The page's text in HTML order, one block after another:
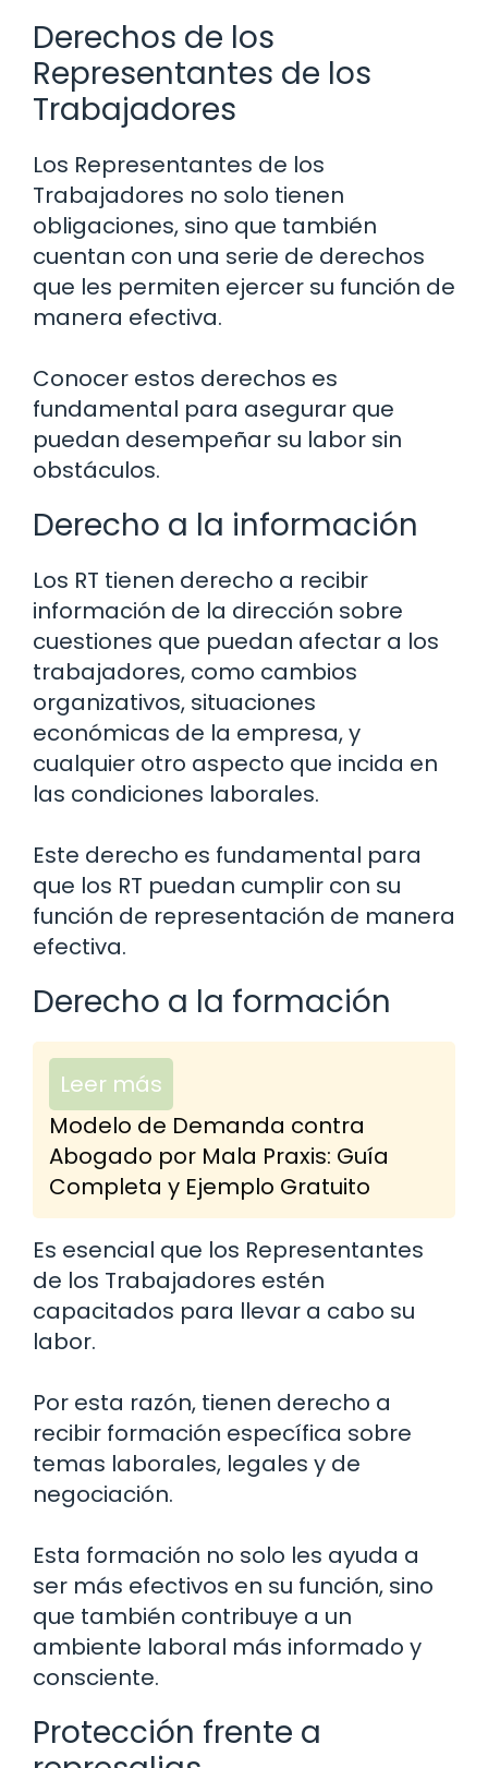
Derechos de los
Representantes de los
Trabajadores
Los Representantes de los
Trabajadores no solo tienen
obligaciones, sino que también
cuentan con una serie de derechos
que les permiten ejercer su función de
manera efectiva.
Conocer estos derechos es
fundamental para asegurar que
puedan desempeñar su labor sin
obstáculos.
Derecho a la información
Los RT tienen derecho a recibir
información de la dirección sobre
cuestiones que puedan afectar a los
trabajadores, como cambios
organizativos, situaciones
económicas de la empresa, y
cualquier otro aspecto que incida en
las condiciones laborales.
Este derecho es fundamental para
que los RT puedan cumplir con su
función de representación de manera
efectiva.
Derecho a la formación
Leer más
Modelo de Demanda contra
Abogado por Mala Praxis: Guía
Completa y Ejemplo Gratuito
Es esencial que los Representantes
de los Trabajadores estén
capacitados para llevar a cabo su
labor.
Por esta razón, tienen derecho a
recibir formación específica sobre
temas laborales, legales y de
negociación.
Esta formación no solo les ayuda a
ser más efectivos en su función, sino
que también contribuye a un
ambiente laboral más informado y
consciente.
Protección frente a